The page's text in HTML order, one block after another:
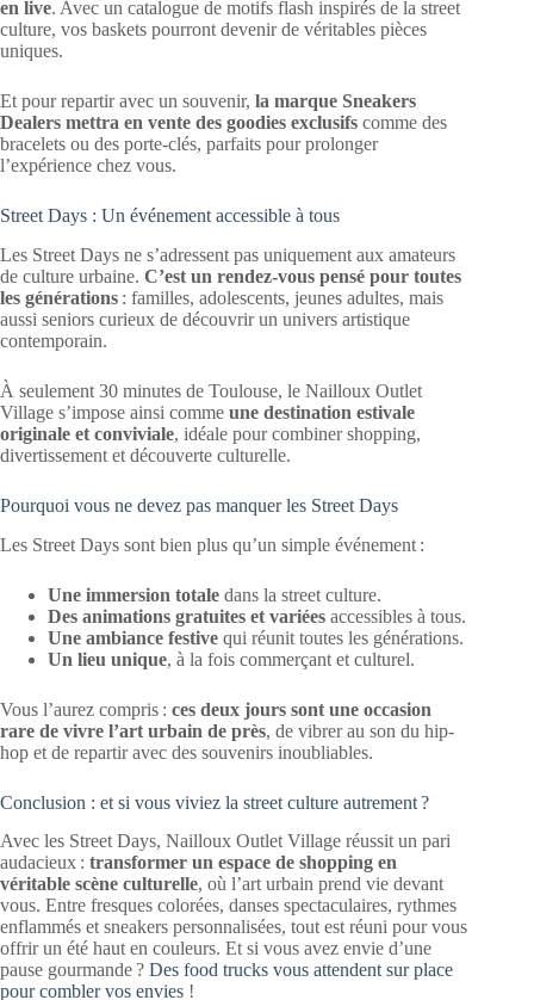
en live. Avec un catalogue de motifs flash inspirés de la street
culture, vos baskets pourront devenir de véritables pièces
uniques.
Et pour repartir avec un souvenir, la marque Sneakers
Dealers mettra en vente des goodies exclusifs comme des
bracelets ou des porte-clés, parfaits pour prolonger
l’expérience chez vous.
Street Days : Un événement accessible à tous
Les Street Days ne s’adressent pas uniquement aux amateurs
de culture urbaine. C’est un rendez-vous pensé pour toutes
les générations : familles, adolescents, jeunes adultes, mais
aussi seniors curieux de découvrir un univers artistique
contemporain.
À seulement 30 minutes de Toulouse, le Nailloux Outlet
Village s’impose ainsi comme une destination estivale
originale et conviviale, idéale pour combiner shopping,
divertissement et découverte culturelle.
Pourquoi vous ne devez pas manquer les Street Days
Les Street Days sont bien plus qu’un simple événement :
Une immersion totale dans la street culture.
Des animations gratuites et variées accessibles à tous.
Une ambiance festive qui réunit toutes les générations.
Un lieu unique, à la fois commerçant et culturel.
Vous l’aurez compris : ces deux jours sont une occasion
rare de vivre l’art urbain de près, de vibrer au son du hip-
hop et de repartir avec des souvenirs inoubliables.
Conclusion : et si vous viviez la street culture autrement ?
Avec les Street Days, Nailloux Outlet Village réussit un pari
audacieux : transformer un espace de shopping en
véritable scène culturelle, où l’art urbain prend vie devant
vous. Entre fresques colorées, danses spectaculaires, rythmes
enflammés et sneakers personnalisées, tout est réuni pour vous
offrir un été haut en couleurs. Et si vous avez envie d’une
pause gourmande ? Des food trucks vous attendent sur place
pour combler vos envies !